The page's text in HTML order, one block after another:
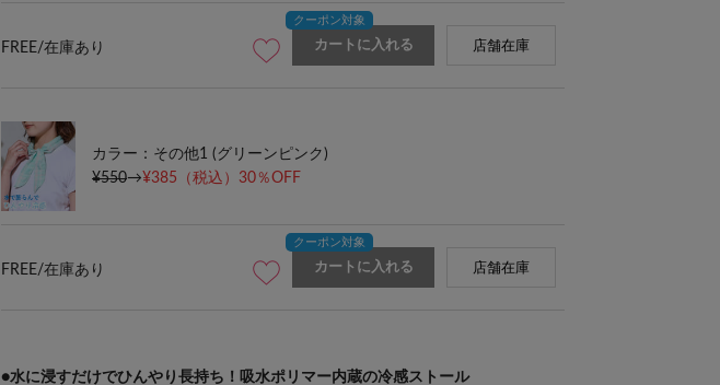
FREE/在庫あり カートに入れる 店舗在庫
カラー：その他1 (グリーンピンク)
¥550→¥385 （税込）30％OFF
FREE/在庫あり カートに入れる 店舗在庫
●水に浸すだけでひんやり長持ち！吸水ポリマー内蔵の冷感ストール